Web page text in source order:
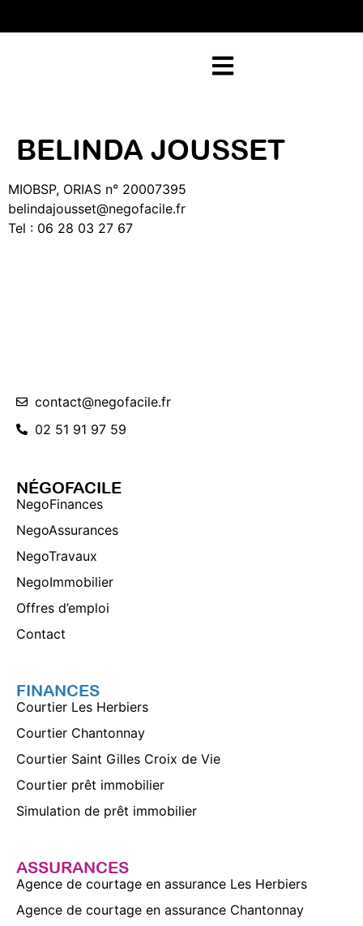
BELINDA JOUSSET
MIOBSP, ORIAS n° 20007395
belindajousset@negofacile.fr
Tel : 06 28 03 27 67
contact@negofacile.fr
02 51 91 97 59
NÉGOFACILE
NegoFinances
NegoAssurances
NegoTravaux
NegoImmobilier
Offres d’emploi
Contact
FINANCES
Courtier Les Herbiers
Courtier Chantonnay
Courtier Saint Gilles Croix de Vie
Courtier prêt immobilier
Simulation de prêt immobilier
ASSURANCES
Agence de courtage en assurance Les Herbiers
Agence de courtage en assurance Chantonnay